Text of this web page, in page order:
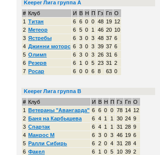
Keeper Лига группа A
# Клуб И В Н П Гз Гп О
1 Титан 6 6 0 0 48 19 12
2 Метеор 6 5 0 1 46 20 10
3 Ястребы 6 3 0 3 48 37 6
4 Джинни моторс 6 3 0 3 39 37 6
5 Олимп 6 3 0 3 26 31 6
6 Резерв 6 1 0 5 23 31 2
7 Росар 6 0 0 6 8 63 0
Keeper Лига группа B
# Клуб И В Н П Гз Гп О
1 Ветераны "Авангарда" 6 6 0 0 78 14 12
2 Баня на Карбышева 6 4 1 1 30 24 9
3 Спартак 6 4 1 1 31 28 9
4 Манрос М 6 3 0 3 46 19 6
5 Ралли Сибирь 6 2 0 4 31 28 4
6 Факел 6 1 0 5 10 39 2